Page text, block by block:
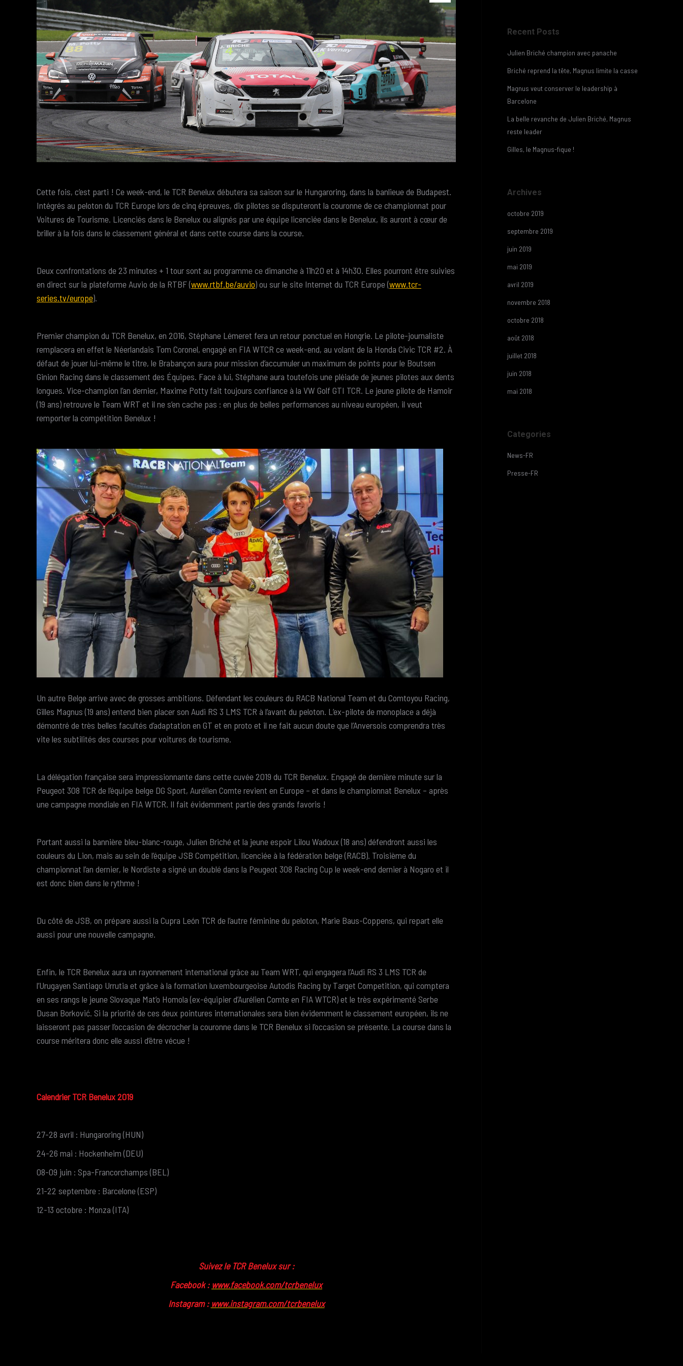
Cette fois, c’est parti ! Ce week-end, le TCR Benelux débutera sa saison sur le Hungaroring, dans la banlieue de Budapest.
Intégrés au peloton du TCR Europe lors de cinq épreuves, dix pilotes se disputeront la couronne de ce championnat pour
Voitures de Tourisme. Licenciés dans le Benelux ou alignés par une équipe licenciée dans le Benelux, ils auront à cœur de
briller à la fois dans le classement général et dans cette course dans la course.
Deux confrontations de 23 minutes + 1 tour sont au programme ce dimanche à 11h20 et à 14h30. Elles pourront être suivies
en direct sur la plateforme Auvio de la RTBF (www.rtbf.be/auvio) ou sur le site Internet du TCR Europe (www.tcr-
series.tv/europe).
Premier champion du TCR Benelux, en 2016, Stéphane Lémeret fera un retour ponctuel en Hongrie. Le pilote-journaliste
remplacera en effet le Néerlandais Tom Coronel, engagé en FIA WTCR ce week-end, au volant de la Honda Civic TCR #2. À
défaut de jouer lui-même le titre, le Brabançon aura pour mission d’accumuler un maximum de points pour le Boutsen
Ginion Racing dans le classement des Équipes. Face à lui, Stéphane aura toutefois une pléiade de jeunes pilotes aux dents
longues. Vice-champion l’an dernier, Maxime Potty fait toujours confiance à la VW Golf GTI TCR. Le jeune pilote de Hamoir
(19 ans) retrouve le Team WRT et il ne s’en cache pas : en plus de belles performances au niveau européen, il veut
remporter la compétition Benelux !
Un autre Belge arrive avec de grosses ambitions. Défendant les couleurs du RACB National Team et du Comtoyou Racing,
Gilles Magnus (19 ans) entend bien placer son Audi RS 3 LMS TCR à l’avant du peloton. L’ex-pilote de monoplace a déjà
démontré de très belles facultés d’adaptation en GT et en proto et il ne fait aucun doute que l’Anversois comprendra très
vite les subtilités des courses pour voitures de tourisme.
La délégation française sera impressionnante dans cette cuvée 2019 du TCR Benelux. Engagé de dernière minute sur la
Peugeot 308 TCR de l’équipe belge DG Sport, Aurélien Comte revient en Europe – et dans le championnat Benelux – après
une campagne mondiale en FIA WTCR. Il fait évidemment partie des grands favoris !
Portant aussi la bannière bleu-blanc-rouge, Julien Briché et la jeune espoir Lilou Wadoux (18 ans) défendront aussi les
couleurs du Lion, mais au sein de l’équipe JSB Compétition, licenciée à la fédération belge (RACB). Troisième du
championnat l’an dernier, le Nordiste a signé un doublé dans la Peugeot 308 Racing Cup le week-end dernier à Nogaro et il
est donc bien dans le rythme !
Du côté de JSB, on prépare aussi la Cupra León TCR de l’autre féminine du peloton, Marie Baus-Coppens, qui repart elle
aussi pour une nouvelle campagne.
Enfin, le TCR Benelux aura un rayonnement international grâce au Team WRT, qui engagera l’Audi RS 3 LMS TCR de
l’Urugayen Santiago Urrutia et grâce à la formation luxembourgeoise Autodis Racing by Target Competition, qui comptera
en ses rangs le jeune Slovaque Mat’o Homola (ex-équipier d’Aurélien Comte en FIA WTCR) et le très expérimenté Serbe
Dusan Borković. Si la priorité de ces deux pointures internationales sera bien évidemment le classement européen, ils ne
laisseront pas passer l’occasion de décrocher la couronne dans le TCR Benelux si l’occasion se présente. La course dans la
course méritera donc elle aussi d’être vécue !
Calendrier TCR Benelux 2019
27-28 avril : Hungaroring (HUN)
24-26 mai : Hockenheim (DEU)
08-09 juin : Spa-Francorchamps (BEL)
21-22 septembre : Barcelone (ESP)
12-13 octobre : Monza (ITA)
Suivez le TCR Benelux sur :
Facebook : www.facebook.com/tcrbenelux
Instagram : www.instagram.com/tcrbenelux
Recent Posts
Julien Briché champion avec panache
Briché reprend la tête, Magnus limite la casse
Magnus veut conserver le leadership à
Barcelone
La belle revanche de Julien Briché, Magnus
reste leader
Gilles, le Magnus-fique !
Archives
octobre 2019
septembre 2019
juin 2019
mai 2019
avril 2019
novembre 2018
octobre 2018
août 2018
juillet 2018
juin 2018
mai 2018
Categories
News-FR
Presse-FR